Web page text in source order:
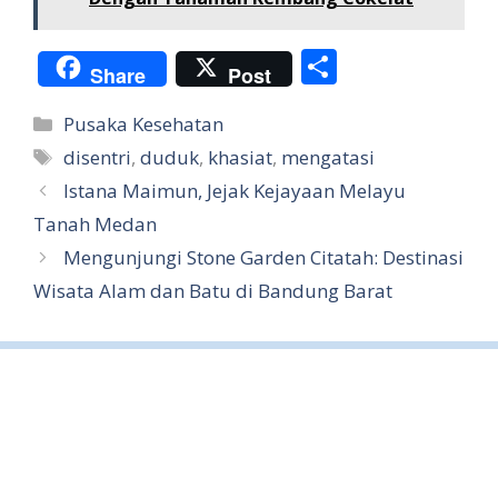
Share Post
e
Categories
Pusaka Kesehatan
Tags
disentri,duduk, khasiat, mengatasi
Istana Maimun, Jejak Kejayaan Melayu
Tanah Medan
Mengunjungi Stone Garden Citatah: Destinasi
Wisata Alam dan Batu di Bandung Barat